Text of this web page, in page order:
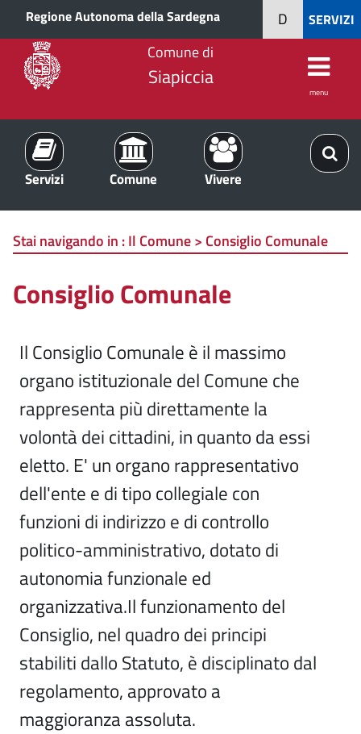
Regione Autonoma della Sardegna SERVIZI
D
Comune di
Siapiccia
menu
Servizi Comune Vivere
Stai navigando in :Il Comune > Consiglio Comunale
Consiglio Comunale
Il Consiglio Comunale è il massimo
organo istituzionale del Comune che
rappresenta più direttamente la
volontà dei cittadini, in quanto da essi
eletto. E' un organo rappresentativo
dell'ente e di tipo collegiale con
funzioni di indirizzo e di controllo
politico-amministrativo, dotato di
autonomia funzionale ed
organizzativa.Il funzionamento del
Consiglio, nel quadro dei principi
stabiliti dallo Statuto, è disciplinato dal
regolamento, approvato a
maggioranza assoluta.